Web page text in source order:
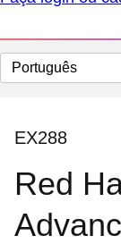
Selecionar
idioma
EX288
Red